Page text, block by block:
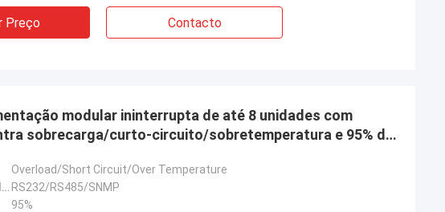
Preço Contacto
modular ininterrupta de até 8 unidades com
sobrecarga/curto-circuito/sobretemperatura e 95% de
Overload/Short Circuit/Over Temperature
Communication Interface: RS232/RS485/SNMP
95%